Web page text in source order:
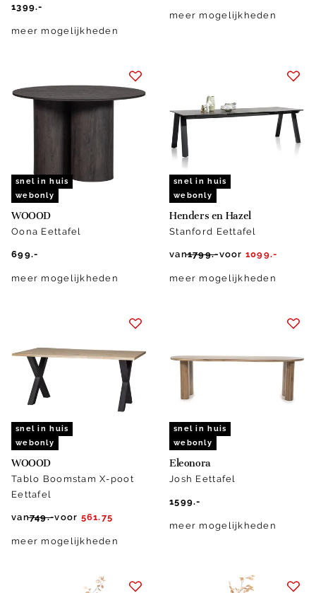
1399.-
meer mogelijkheden
meer mogelijkheden
snel in huis
webonly
WOOOD
Oona Eettafel
699.-
meer mogelijkheden
snel in huis
webonly
Henders en Hazel
Stanford Eettafel
van1799.-voor 1099.-
meer mogelijkheden
snel in huis
webonly
WOOOD
Tablo Boomstam X-poot
Eettafel
van749.-voor 561.75
meer mogelijkheden
snel in huis
webonly
Eleonora
Josh Eettafel
1599.-
meer mogelijkheden